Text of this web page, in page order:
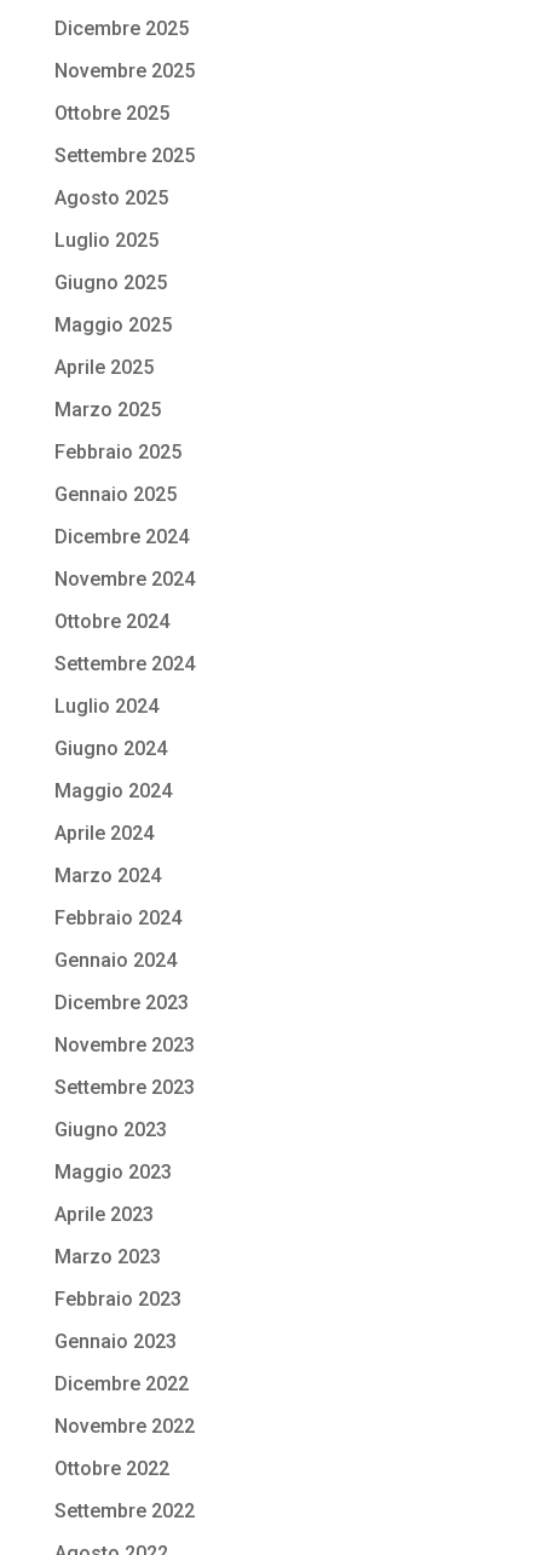
Dicembre 2025
Novembre 2025
Ottobre 2025
Settembre 2025
Agosto 2025
Luglio 2025
Giugno 2025
Maggio 2025
Aprile 2025
Marzo 2025
Febbraio 2025
Gennaio 2025
Dicembre 2024
Novembre 2024
Ottobre 2024
Settembre 2024
Luglio 2024
Giugno 2024
Maggio 2024
Aprile 2024
Marzo 2024
Febbraio 2024
Gennaio 2024
Dicembre 2023
Novembre 2023
Settembre 2023
Giugno 2023
Maggio 2023
Aprile 2023
Marzo 2023
Febbraio 2023
Gennaio 2023
Dicembre 2022
Novembre 2022
Ottobre 2022
Settembre 2022